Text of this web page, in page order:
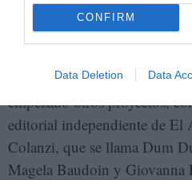
CONFIRM
Data Deletion Data
también en el mercado. Hay
reconocidas. Otro cambio es
constantes. A partir de hace
empezado otros proyectos,
editorial independiente de
Colanzi, que se llama Dum
Magela Baudoin y Giovanna